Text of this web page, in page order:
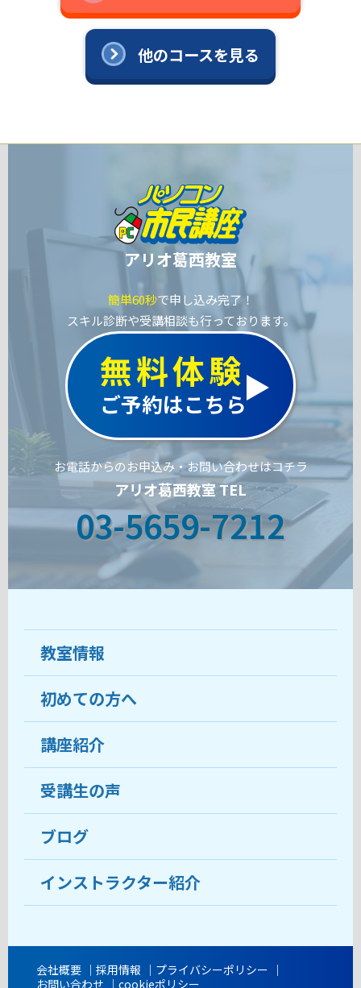
他のコースを見る
アリオ葛西教室
簡単60秒で申し込み完了！
スキル診断や受講相談も行っております。
無料体験
ご予約はこちら
お電話からのお申込み・お問い合わせはコチラ
アリオ葛西教室 TEL
03-5659-7212
教室情報
教室について
受講生の声
おすすめ・人気の講座
目的から講座を探す
教室ブログ
初めての方へ
ココがおすすめ
料金
受講までの流れ
よくあるご質問
講座紹介
受講生の声
ブログ
インストラクター紹介
会社概要 採用情報
プライバシーポリシー
お問い合わせ
cookieポリシー